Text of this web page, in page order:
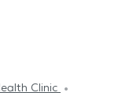
Clinic